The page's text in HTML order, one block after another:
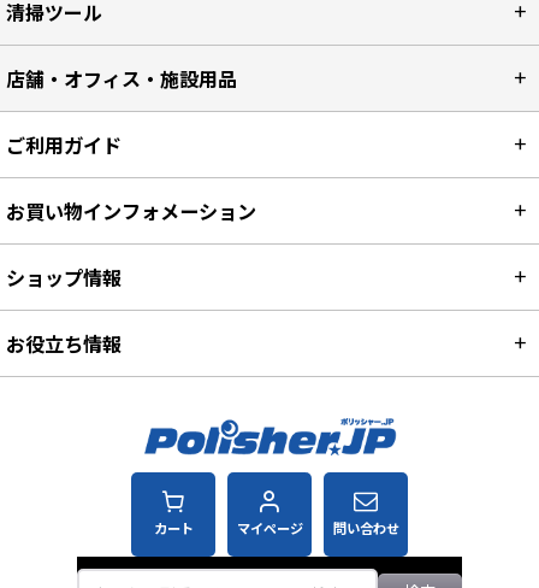
清掃ツール
店舗・オフィス・施設用品
カート マイページ 問い合わせ
ご利用ガイド
お買い物インフォメーション
ショップ情報
お役立ち情報